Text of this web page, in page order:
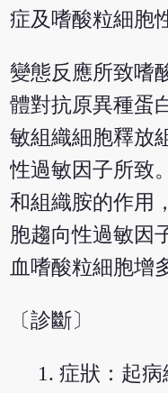
症及嗜酸粒細胞
變態反應所致嗜
體對抗原異種蛋
敏組織細胞釋放
性過敏因子所致
和組織胺的作用
胞趨向性過敏因
血嗜酸粒細胞增
〔診斷〕
症狀：起病